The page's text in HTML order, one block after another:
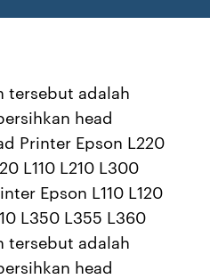
tersebut adalah
head
Printer Epson L220
L110 L210 L300
Epson L110 L120
L350 L355 L360
tersebut adalah
head